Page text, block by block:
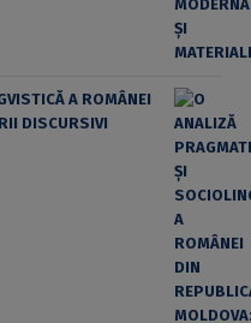
A ROMÂNEI
DISCURSIVI